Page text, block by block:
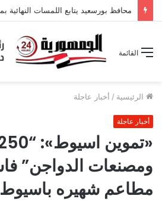
القائمة
الرئيسية / أخبار عاجلة
أخبار عاجلة
مطاعم شهيره باسيوط